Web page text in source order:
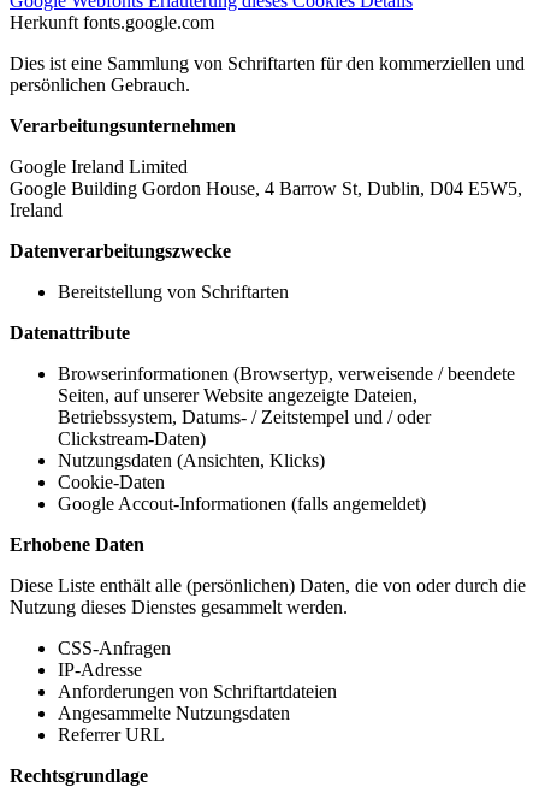
Herkunft fonts.google.com
Dies ist eine Sammlung von Schriftarten für den kommerziellen und
persönlichen Gebrauch.
Verarbeitungsunternehmen
Google Ireland Limited
Google Building Gordon House, 4 Barrow St, Dublin, D04 E5W5,
Ireland
Datenverarbeitungszwecke
Bereitstellung von Schriftarten
Datenattribute
Browserinformationen (Browsertyp, verweisende / beendete
Seiten, auf unserer Website angezeigte Dateien,
Betriebssystem, Datums- / Zeitstempel und / oder
Clickstream-Daten)
Nutzungsdaten (Ansichten, Klicks)
Cookie-Daten
Google Accout-Informationen (falls angemeldet)
Erhobene Daten
Diese Liste enthält alle (persönlichen) Daten, die von oder durch die
Nutzung dieses Dienstes gesammelt werden.
CSS-Anfragen
IP-Adresse
Anforderungen von Schriftartdateien
Angesammelte Nutzungsdaten
Referrer URL
Rechtsgrundlage